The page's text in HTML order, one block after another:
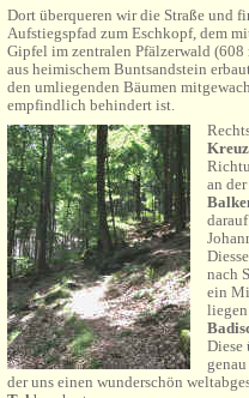
Dort überqueren wir die Straße und
Aufstiegspfad zum Eschkopf, dem
Gipfel im zentralen Pfälzerwald (608
aus heimischem Buntsandstein
den umliegenden Bäumen
empfindlich behindert ist.
Kreuz
an
nach
ein
Diese
der uns einen wunderschön